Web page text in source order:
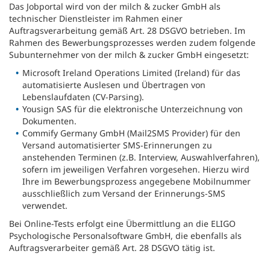
Das Jobportal wird von der milch & zucker GmbH als
technischer Dienstleister im Rahmen einer
Auftragsverarbeitung gemäß Art. 28 DSGVO betrieben. Im
Rahmen des Bewerbungsprozesses werden zudem folgende
Subunternehmer von der milch & zucker GmbH eingesetzt:
Microsoft Ireland Operations Limited (Ireland) für das
automatisierte Auslesen und Übertragen von
Lebenslaufdaten (CV-Parsing).
Yousign SAS für die elektronische Unterzeichnung von
Dokumenten.
Commify Germany GmbH (Mail2SMS Provider) für den
Versand automatisierter SMS-Erinnerungen zu
anstehenden Terminen (z.B. Interview, Auswahlverfahren),
sofern im jeweiligen Verfahren vorgesehen. Hierzu wird
Ihre im Bewerbungsprozess angegebene Mobilnummer
ausschließlich zum Versand der Erinnerungs-SMS
verwendet.
Bei Online-Tests erfolgt eine Übermittlung an die ELIGO
Psychologische Personalsoftware GmbH, die ebenfalls als
Auftragsverarbeiter gemäß Art. 28 DSGVO tätig ist.